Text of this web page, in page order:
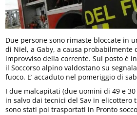
Due persone sono rimaste bloccate in
di Niel, a Gaby, a causa probabilmente
improvviso della corrente. Sul posto è
il Soccorso alpino valdostano su
fuoco. E’ accaduto nel pomeriggio di
I due malcapitati (due uomini di 49 e
in salvo dai tecnici del Sav in elicottero
sono stati poi trasportati in Pronto